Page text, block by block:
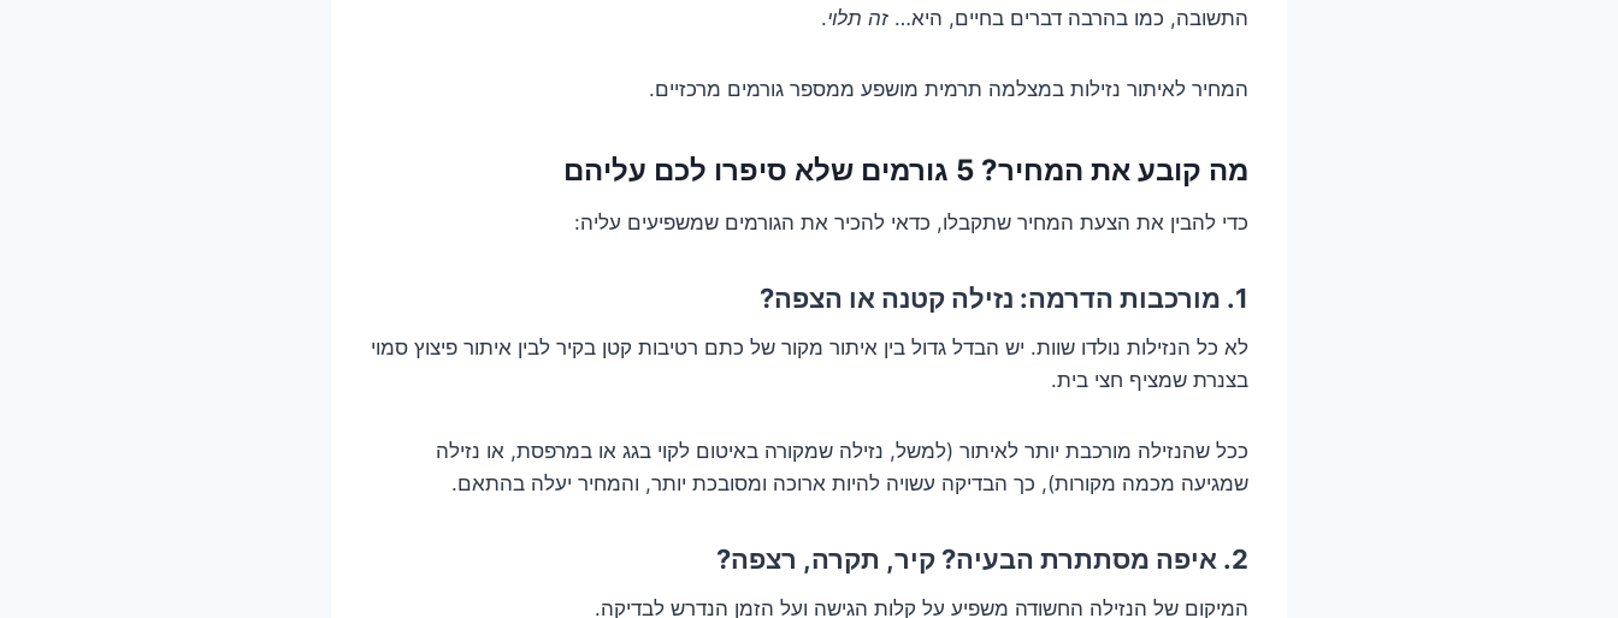
התשובה, כמו בהרבה דברים בחיים, היא… זה תלוי.
המחיר לאיתור נזילות במצלמה תרמית מושפע ממספר גורמים מרכזיים.
מה קובע את המחיר? 5 גורמים שלא סיפרו לכם עליהם
כדי להבין את הצעת המחיר שתקבלו, כדאי להכיר את הגורמים שמשפיעים עליה:
1. מורכבות הדרמה: נזילה קטנה או הצפה?
לא כל הנזילות נולדו שוות. יש הבדל גדול בין איתור מקור של כתם רטיבות קטן בקיר לבין איתור פיצוץ סמוי
בצנרת שמציף חצי בית.
ככל שהנזילה מורכבת יותר לאיתור (למשל, נזילה שמקורה באיטום לקוי בגג או במרפסת, או נזילה
שמגיעה מכמה מקורות), כך הבדיקה עשויה להיות ארוכה ומסובכת יותר, והמחיר יעלה בהתאם.
2. איפה מסתתרת הבעיה? קיר, תקרה, רצפה?
המיקום של הנזילה החשודה משפיע על קלות הגישה ועל הזמן הנדרש לבדיקה.